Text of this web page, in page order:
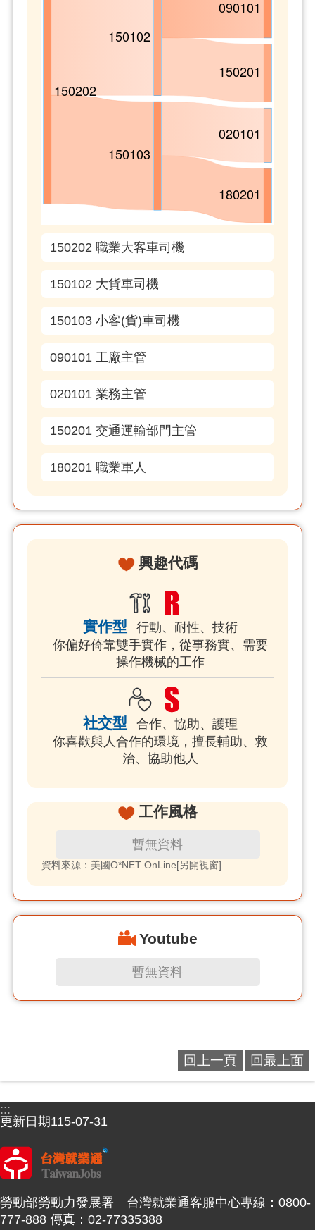
150202 職業大客車司機
150102 大貨車司機
150103 小客(貨)車司機
090101 工廠主管
020101 業務主管
150201 交通運輸部門主管
180201 職業軍人
興趣代碼
實作型
行動、耐性、技術
你偏好倚靠雙手實作，從事務實、需要
操作機械的工作
社交型
合作、協助、護理
你喜歡與人合作的環境，擅長輔助、救
治、協助他人
工作風格
暫無資料
資料來源：美國O*NET OnLine[另開視窗]
Youtube
暫無資料
回上一頁 回最上面
:::
更新日期115-07-31
勞動部勞動力發展署 台灣就業通客服中心專線：0800-
777-888 傳真：02-77335388